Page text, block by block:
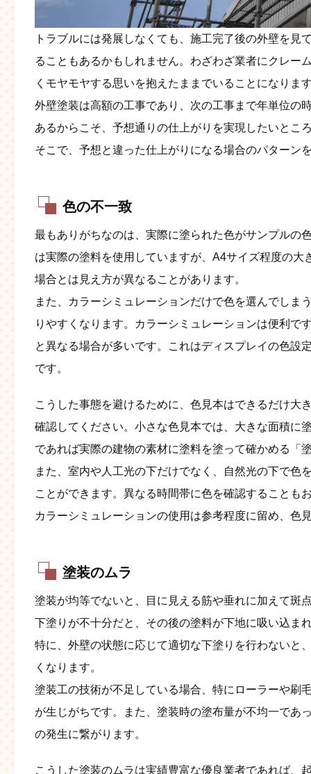
トラブルには発展しなくても、施工完了後の外壁を
ることもあるかもしれません。わざわざ業者にクレー
くモヤモヤする思いを抱えたままでいることになりま
外壁塗装は高額の工事であり、次の工事まで年単位の
あるからこそ、予想通りの仕上がりを実現したいとこ
そこで、予想と違った仕上がりになる場合のパターン
色の不一致
最もありがちなのは、実際に塗られた色がサンプルの
は実際の塗料を使用していますが、A4サイズ程度の
場合とは見え方が異なることがあります。
また、カラーシミュレーションだけで色を選んでしま
りやすくなります。カラーシミュレーションは便利で
と異なる場合が多いです。これはディスプレイの色設
です​。
こうした事態を避けるために、色見本はできるだけ大
確認してください。小さな色見本では、大きな面積に
であれば実際の建物の素材に塗料を塗って確かめる「
また、室内や人工光の下だけでなく、自然光の下で色
ことができます。異なる時間帯に色を確認することも
カラーシミュレーションの使用は参考程度に留め、色
塗装のムラ
塗装が均等でないと、目に見える筋や垂れに加えて斑
下塗りが不十分だと、その後の塗料が下地に吸い込ま
特に、外壁の状態に応じて適切な下塗りを行わないと
くなります​。
塗装工の技術が不足している場合、特にローラーや刷
が生じがちです。また、塗装時の塗布量が不均一であ
の発生に繋がります。
こうした塗装のムラは実績豊富な優良業者であれば、